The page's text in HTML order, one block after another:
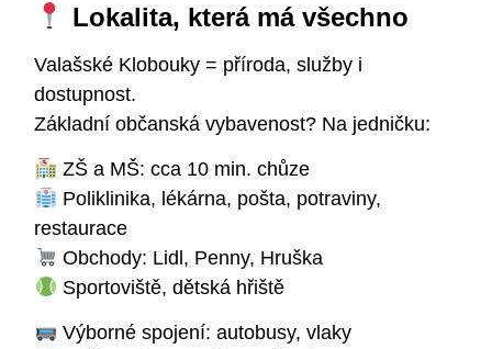
Lokalita, která má všechno
Valašské Klobouky = příroda, služby i
dostupnost.
Základní občanská vybavenost? Na jedničku:
ZŠ a MŠ: cca 10 min. chůze
Poliklinika, lékárna, pošta, potraviny,
restaurace
Obchody: Lidl, Penny, Hruška
Sportoviště, dětská hřiště
Výborné spojení: autobusy, vlaky